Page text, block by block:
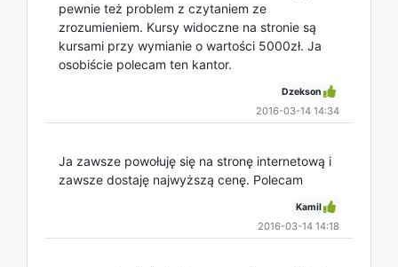
pewnie też problem z czytaniem ze
zrozumieniem. Kursy widoczne na stronie są
kursami przy wymianie o wartości 5000zł. Ja
osobiście polecam ten kantor.
Dzekson
2016-03-14 14:34
Ja zawsze powołuję się na stronę internetową i
zawsze dostaję najwyższą cenę. Polecam
Kamil
2016-03-14 14:18